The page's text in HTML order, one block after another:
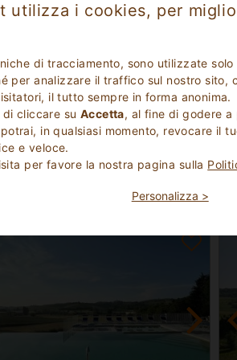
utilizza i cookies, per
di tracciamento, sono utilizzate
per analizzare il traffico sul nostro sito,
il tutto sempre in forma anonima.
cliccare su Accetta, al fine di godere a
in qualsiasi momento, revocare il
e veloce.
per favore la nostra pagina sulla
Personalizza >
10
Piemonte
Monferrato 1081
29Posti Letto